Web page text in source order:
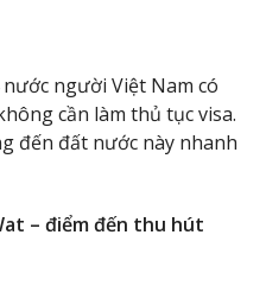
người Việt Nam có
cần làm thủ tục visa.
đến đất nước này nhanh
– điểm đến thu hút